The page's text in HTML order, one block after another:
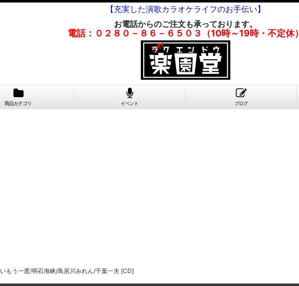
【充実した演歌カラオケライフのお手伝い】
お電話からのご注文も承っております。
電話：０２８０－８６－６５０３（10時～19時・不定休）
商品カテゴリ イベント ブログ
もう一度/明石海峡/鳥居川みれん/千葉一夫 [CD]